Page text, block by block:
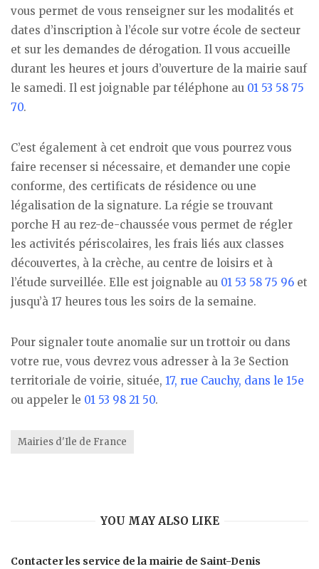
vous permet de vous renseigner sur les modalités et
dates d’inscription à l’école sur votre école de secteur
et sur les demandes de dérogation. Il vous accueille
durant les heures et jours d’ouverture de la mairie sauf
le samedi. Il est joignable par téléphone au 01 53 58 75
70.
C’est également à cet endroit que vous pourrez vous
faire recenser si nécessaire, et demander une copie
conforme, des certificats de résidence ou une
légalisation de la signature. La régie se trouvant
porche H au rez-de-chaussée vous permet de régler
les activités périscolaires, les frais liés aux classes
découvertes, à la crèche, au centre de loisirs et à
l’étude surveillée. Elle est joignable au 01 53 58 75 96 et
jusqu’à 17 heures tous les soirs de la semaine.
Pour signaler toute anomalie sur un trottoir ou dans
votre rue, vous devrez vous adresser à la 3e Section
territoriale de voirie, située, 17, rue Cauchy, dans le 15e
ou appeler le 01 53 98 21 50.
Mairies d'Ile de France
YOU MAY ALSO LIKE
Contacter les service de la mairie de Saint-Denis